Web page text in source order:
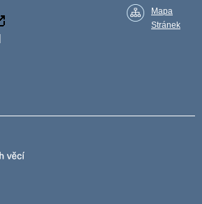
|
Mapa
Stránek